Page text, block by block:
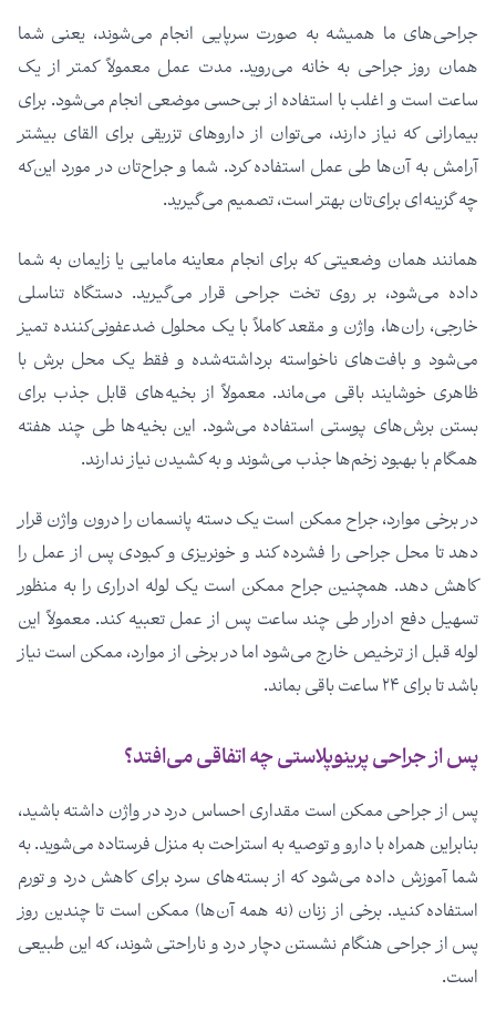
جراحی‌های ما همیشه به صورت سرپایی انجام می‌شوند، یعنی شما
همان روز جراحی به خانه می‌روید. مدت عمل معمولاً کمتر از یک
ساعت است و اغلب با استفاده از بی‌حسی موضعی انجام می‌شود. برای
بیمارانی که نیاز دارند، می‌توان از داروهای تزریقی برای القای بیشتر
آرامش به آن‌ها طی عمل استفاده کرد. شما و جراح‌تان در مورد این‌که
چه گزینه‌ای برای‌تان بهتر است، تصمیم می‌گیرید.
همانند همان وضعیتی که برای انجام معاینه مامایی یا زایمان به شما
داده می‌شود، بر روی تخت جراحی قرار می‌گیرید. دستگاه تناسلی
خارجی، ران‌ها، واژن و مقعد کاملاً با یک محلول ضدعفونی‌کننده تمیز
می‌شود و بافت‌های ناخواسته برداشته‌شده و فقط یک محل برش با
ظاهری خوشایند باقی می‌ماند. معمولاً از بخیه‌های قابل جذب برای
بستن برش‌های پوستی استفاده می‌شود. این‌ بخیه‌ها طی چند هفته
همگام با بهبود زخم‌ها جذب می‌شوند و به کشیدن نیاز ندارند.
در برخی موارد، جراح ممکن است یک دسته پانسمان را درون واژن قرار
دهد تا محل جراحی را فشرده کند و خونریزی و کبودی پس از عمل را
کاهش دهد. همچنین جراح ممکن است یک لوله ادراری را به منظور
تسهیل دفع ادرار طی چند ساعت پس از عمل تعبیه کند. معمولاً این
لوله قبل از ترخیص خارج می‌شود اما در برخی از موارد، ممکن است نیاز
باشد تا برای ۲۴ ساعت باقی بماند.
پس از جراحی پرینوپلاستی چه اتفاقی می‌افتد؟
پس از جراحی ممکن است مقداری احساس درد در واژن داشته باشید،
بنابراین همراه با دارو و توصیه به استراحت به منزل فرستاده می‌شوید. به
شما آموزش داده می‌شود که از بسته‌های سرد برای کاهش درد و تورم
استفاده کنید. برخی از زنان (نه همه آن‌ها) ممکن است تا چندین روز
پس از جراحی هنگام نشستن دچار درد و ناراحتی شوند، که این طبیعی
است.